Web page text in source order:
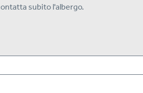
subito l'albergo.